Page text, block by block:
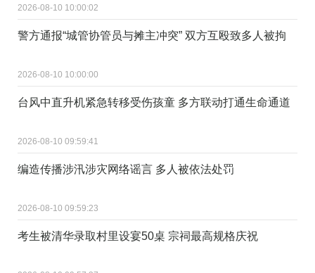
2026-08-10 10:00:02
警方通报“城管协管员与摊主冲突” 双方互殴致多人被拘
2026-08-10 10:00:00
台风中直升机紧急转移受伤孩童 多方联动打通生命通道
2026-08-10 09:59:41
编造传播涉汛涉灾网络谣言 多人被依法处罚
2026-08-10 09:59:23
考生被清华录取村里设宴50桌 宗祠最高规格庆祝